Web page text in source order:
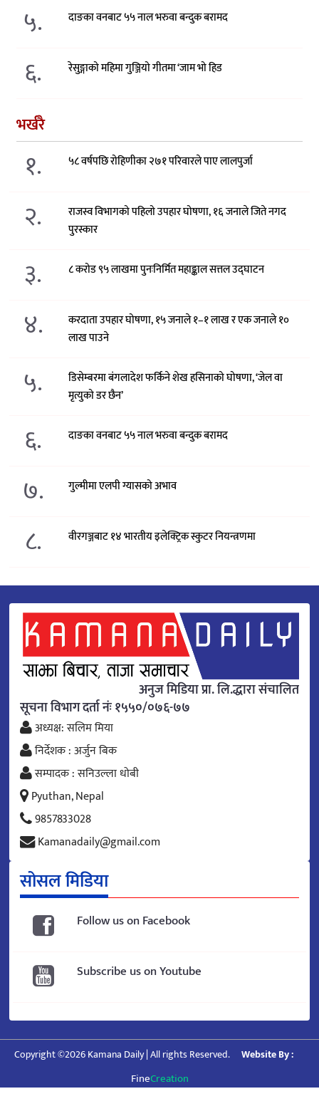
५. दाङका वनबाट ५५ नाल भरुवा बन्दुक बरामद
६. रेसुङ्गाको महिमा गुञ्जियो गीतमा ‘जाम भो हिड
भर्खरै
१. ५८ वर्षपछि रोहिणीका २७१ परिवारले पाए लालपुर्जा
२.
राजस्व विभागको पहिलो उपहार घोषणा, १६ जनाले जिते नगद
पुरस्कार
३. ८ करोड ९५ लाखमा पुनःनिर्मित महाङ्काल सत्तल उद्घाटन
४.
करदाता उपहार घोषणा, १५ जनाले १–१ लाख र एक जनाले १०
लाख पाउने
५.
डिसेम्बरमा बंगलादेश फर्किने शेख हसिनाको घोषणा, ‘जेल वा
मृत्युको डर छैन’
६. दाङका वनबाट ५५ नाल भरुवा बन्दुक बरामद
७. गुल्मीमा एलपी ग्यासको अभाव
८. वीरगञ्जबाट १४ भारतीय इलेक्ट्रिक स्कुटर नियन्त्रणमा
अनुज मिडिया प्रा. लि.द्धारा संचालित
सूचना विभाग दर्ता नंः १५५०/०७६-७७
अध्यक्ष: सलिम मिया
निर्देशक : अर्जुन बिक
सम्पादक : सनिउल्ला धोबी
Pyuthan, Nepal
9857833028
Kamanadaily@gmail.com
सोसल मिडिया
Follow us on Facebook
Subscribe us on Youtube
Copyright ©2026 Kamana Daily | All rights Reserved. Website By :
FineCreation